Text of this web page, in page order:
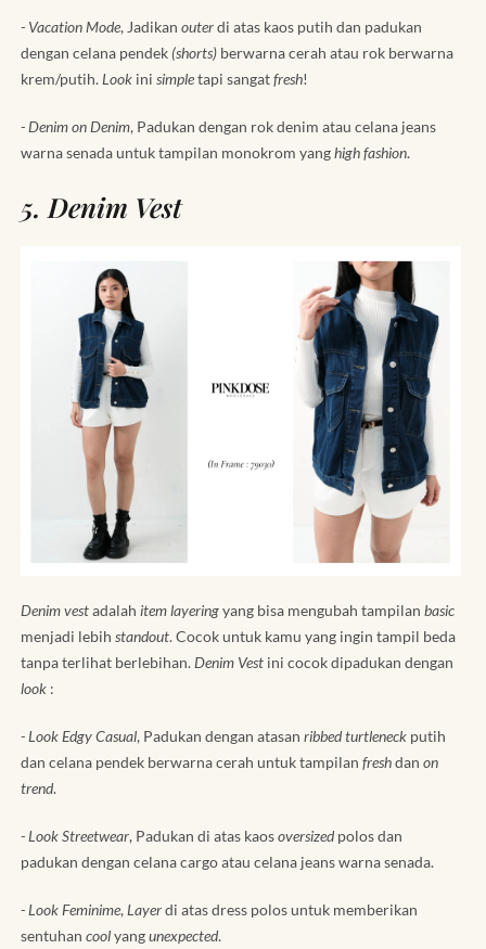
- Vacation Mode, Jadikan outerdi atas kaos putih dan padukan
dengan celana pendek (shorts) berwarna cerah atau rok berwarna
krem/putih.Look ini simpletapi sangatfresh!
- Denim on Denim, Padukan dengan rok denim atau celana jeans
warna senada untuk tampilan monokrom yanghigh fashion.
5. Denim Vest
Denim vestadalah item layeringyang bisa mengubah tampilan basic
menjadi lebih standout. Cocok untuk kamu yang ingin tampil beda
tanpa terlihat berlebihan.Denim Vest ini cocok dipadukan dengan
look :
- Look Edgy Casual, Padukan dengan atasan ribbed turtleneck putih
dan celana pendek berwarna cerah untuk tampilan freshdan on
trend.
- Look Streetwear, Padukan di atas kaosoversizedpolos dan
padukan dengan celana cargo atau celana jeans warna senada.
- Look Feminime,Layerdi atas dress polos untuk memberikan
sentuhan coolyangunexpected.